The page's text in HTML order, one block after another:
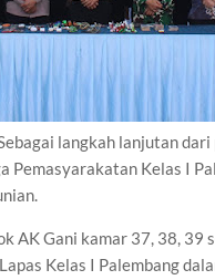
langkah lanjutan
Pemasyarakatan Kelas I
AK Gani kamar 37, 38, 39
Kelas I Palembang